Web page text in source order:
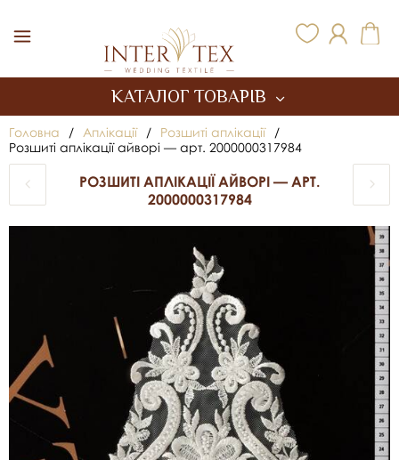
КАТАЛОГ ТОВАРІВ
Головна / Аплікації / Розшиті аплікації
/
Розшиті аплікації айворі — арт. 2000000317984
РОЗШИТІ АПЛІКАЦІЇ АЙВОРІ — АРТ.
2000000317984